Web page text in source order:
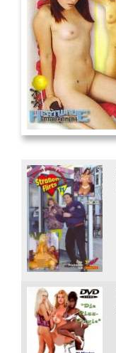
And Confused #8 - ...